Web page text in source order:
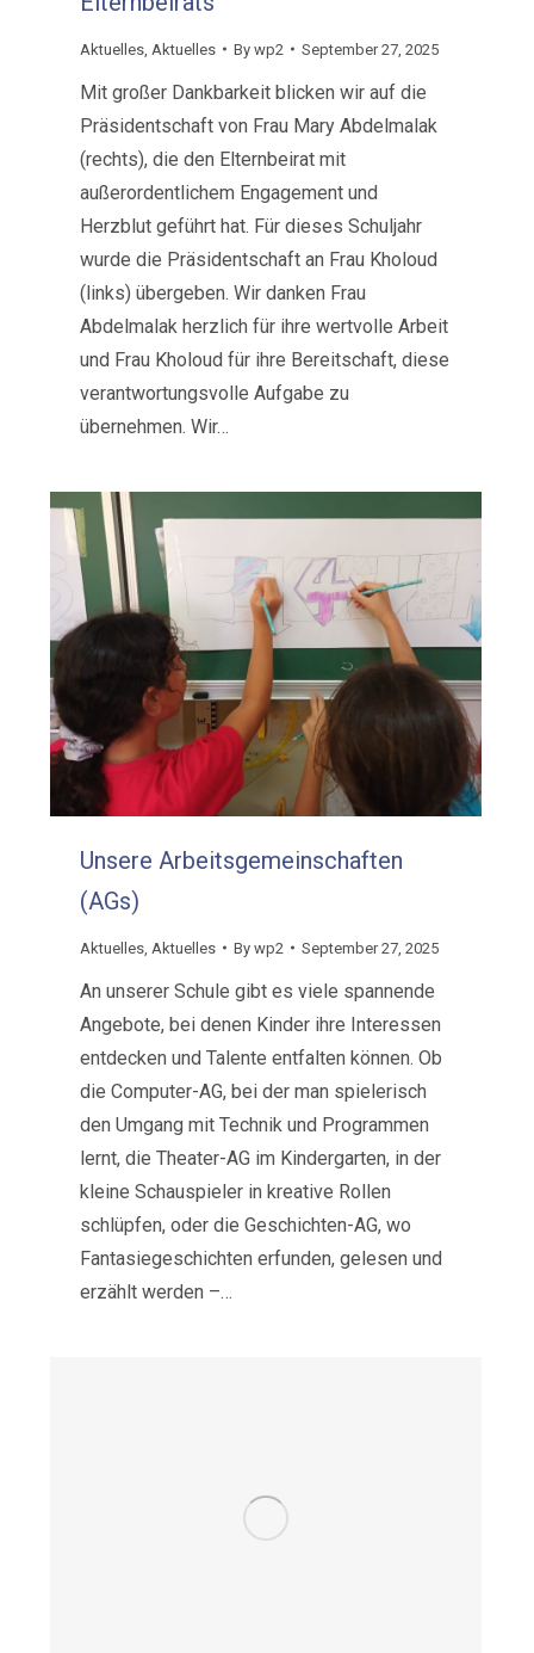
Aktuelles Aktuelles Bywp2 September 27, 2025
Mit großer Dankbarkeit blicken wir auf die
Präsidentschaft von Frau Mary Abdelmalak
(rechts), die den Elternbeirat mit
außerordentlichem Engagement und
Herzblut geführt hat. Für dieses Schuljahr
wurde die Präsidentschaft an Frau Kholoud
(links) übergeben. Wir danken Frau
Abdelmalak herzlich für ihre wertvolle Arbeit
und Frau Kholoud für ihre Bereitschaft, diese
verantwortungsvolle Aufgabe zu
übernehmen. Wir…
Unsere Arbeitsgemeinschaften
(AGs)
Aktuelles Aktuelles Bywp2 September 27, 2025
An unserer Schule gibt es viele spannende
Angebote, bei denen Kinder ihre Interessen
entdecken und Talente entfalten können. Ob
die Computer-AG, bei der man spielerisch
den Umgang mit Technik und Programmen
lernt, die Theater-AG im Kindergarten, in der
kleine Schauspieler in kreative Rollen
schlüpfen, oder die Geschichten-AG, wo
Fantasiegeschichten erfunden, gelesen und
erzählt werden –…